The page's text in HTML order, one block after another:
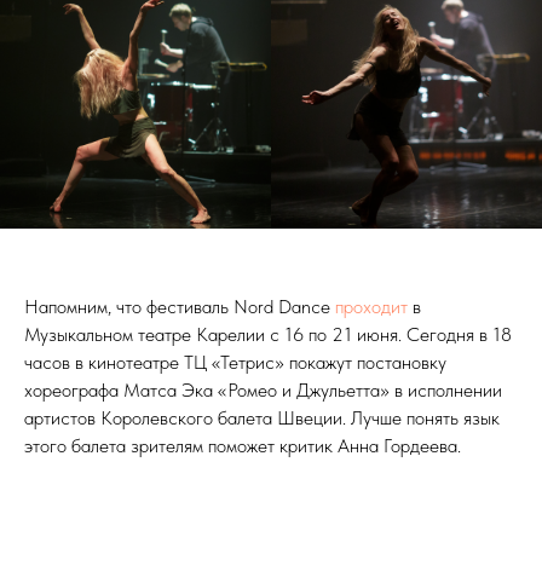
Напомним, что фестиваль Nord Dance проходит в
Музыкальном театре Карелии с 16 по 21 июня. Сегодня в 18
часов в кинотеатре ТЦ «Тетрис» покажут постановку
хореографа Матса Эка «Ромео и Джульетта» в исполнении
артистов Королевского балета Швеции. Лучше понять язык
этого балета зрителям поможет критик Анна Гордеева.